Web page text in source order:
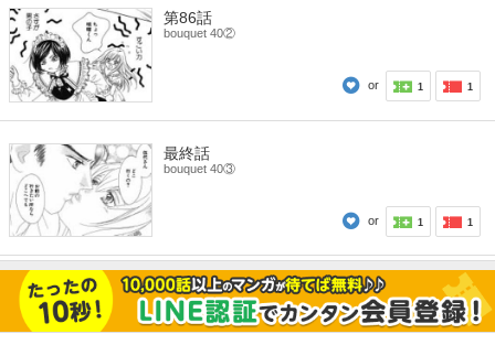
第86話
bouquet 40②
or 1 1
最終話
bouquet 40③
or 1 1